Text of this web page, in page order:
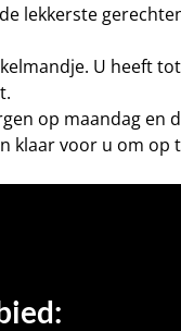
lekkerste
U heeft
op maandag en
klaar voor u om op